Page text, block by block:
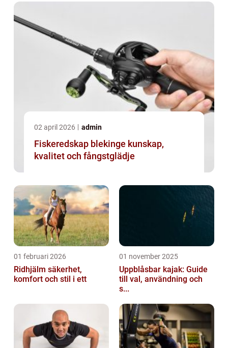
02 april 2026 admin
Fiskeredskap blekinge kunskap,
kvalitet och fångstglädje
01 februari 2026
Ridhjälm säkerhet,
komfort och stil i ett
01 november 2025
Uppblåsbar kajak: Guide
till val, användning och
s...